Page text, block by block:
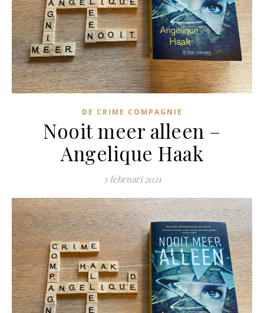
DE CRIME COMPAGNIE
Nooit meer alleen –
Angelique Haak
3 februari 2021